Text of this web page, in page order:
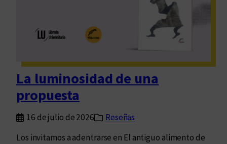
La luminosidad de una
propuesta
16 de julio de 2026
Reseñas
Los invitamos a adentrarse en El antiguo alimento de